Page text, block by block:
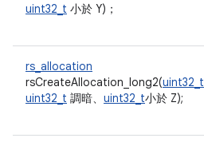
uint32_t 小於 Y)；
rs_allocation
rsCreateAllocation_long2(uint32_t
uint32_t 調暗、 uint32_t小於 Z);